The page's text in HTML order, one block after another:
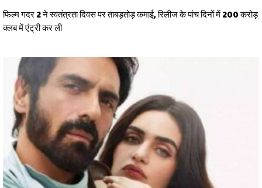
फिल्म गदर 2 ने स्वतंत्रता दिवस पर ताबड़तोड़ कमाई, रिलीज के पांच दिनों में 200 करोड़
क्लब में एंट्री कर ली